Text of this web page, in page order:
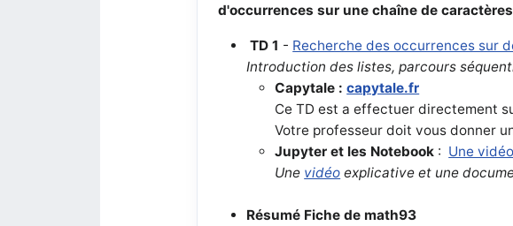
d'occurrences sur une chaîne de caractères
TD 1 - Recherche des occurrences sur
Introduction des listes, parcours
Capytale :capytale.fr
Ce TD est a effectuer directement
Votre professeur doit vous donner
Jupyter et les Notebook : Une
Une vidéo explicative et une
Résumé Fiche de math93